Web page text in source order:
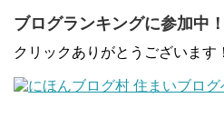
ブログランキングに参加中！
クリックありがとうございます